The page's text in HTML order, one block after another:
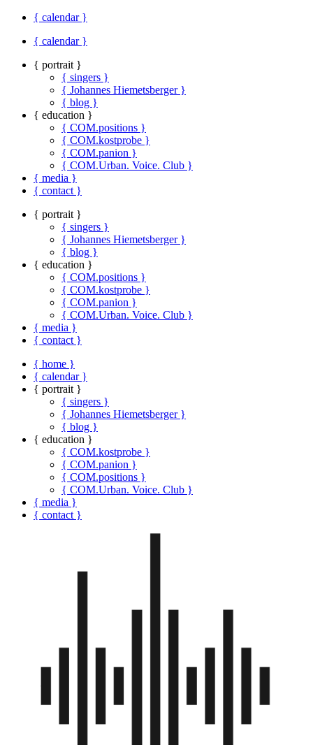
{ calendar }
{ calendar }
{ portrait }
{ singers }
{ Johannes Hiemetsberger }
{ blog }
{ education }
{ COM.positions }
{ COM.kostprobe }
{ COM.panion }
{ COM.Urban. Voice. Club }
{ media }
{ contact }
{ portrait }
{ singers }
{ Johannes Hiemetsberger }
{ blog }
{ education }
{ COM.positions }
{ COM.kostprobe }
{ COM.panion }
{ COM.Urban. Voice. Club }
{ media }
{ contact }
{ home }
{ calendar }
{ portrait }
{ singers }
{ Johannes Hiemetsberger }
{ blog }
{ education }
{ COM.kostprobe }
{ COM.panion }
{ COM.positions }
{ COM.Urban. Voice. Club }
{ media }
{ contact }